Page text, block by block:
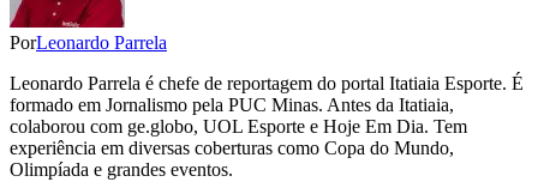
PorLeonardo Parrela
Leonardo Parrela é chefe de reportagem do portal Itatiaia Esporte. É
formado em Jornalismo pela PUC Minas. Antes da Itatiaia,
colaborou com ge.globo, UOL Esporte e Hoje Em Dia. Tem
experiência em diversas coberturas como Copa do Mundo,
Olimpíada e grandes eventos.